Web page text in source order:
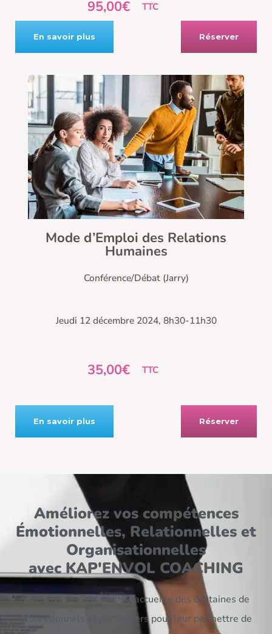
95,00€ TTC
En savoir plus Réserver
Mode d’Emploi des Relations
Humaines
Conférence/Débat (Jarry)
Jeudi 12 décembre 2024, 8h30-11h30
35,00€ TTC
En savoir plus Réserver
Améliorez vos compétences
Émotionnelles, Relationnelles et
Organisationnelles
avec KAP'ENVOL COACHING
KAP’ENVOL COACHING accueille des centaines de
professionnels et particuliers pour leur permettre de